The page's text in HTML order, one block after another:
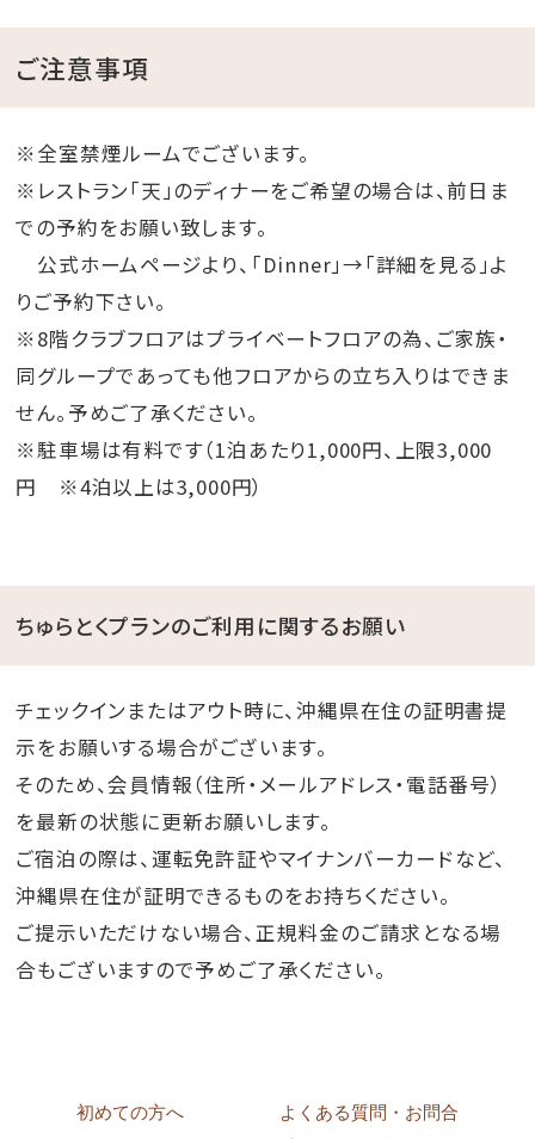
ご注意事項
※全室禁煙ルームでございます。
※レストラン「天」のディナーをご希望の場合は、前日ま
での予約をお願い致します。
公式ホームページより、「Dinner」→「詳細を見る」よ
りご予約下さい。
※8階クラブフロアはプライベートフロアの為、ご家族・
同グループであっても他フロアからの立ち入りはできま
せん。予めご了承ください。
※駐車場は有料です（1泊あたり1,000円、上限3,000
円 ※4泊以上は3,000円）
ちゅらとくプランのご利用に関するお願い
チェックインまたはアウト時に、沖縄県在住の証明書提
示をお願いする場合がございます。
そのため、会員情報（住所・メールアドレス・電話番号）
を最新の状態に更新お願いします。
ご宿泊の際は、運転免許証やマイナンバーカードなど、
沖縄県在住が証明できるものをお持ちください。
ご提示いただけない場合、正規料金のご請求となる場
合もございますので予めご了承ください。
初めての方へ
よくある質問・お問合